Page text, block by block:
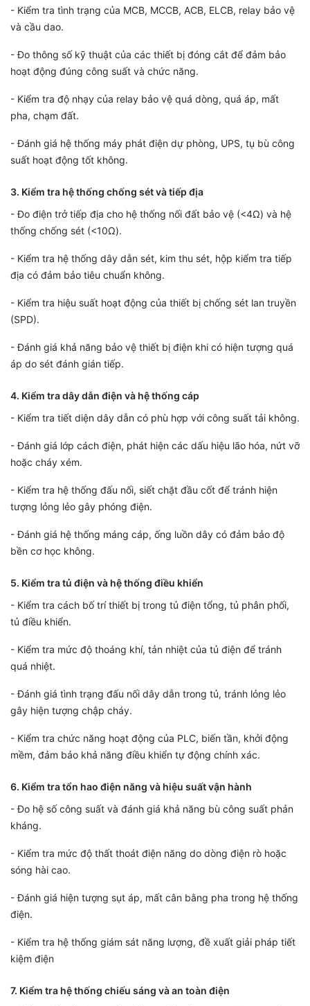
- Kiểm tra tình trạng của MCB, MCCB, ACB, ELCB, relay bảo vệ
và cầu dao.
- Đo thông số kỹ thuật của các thiết bị đóng cắt để đảm bảo
hoạt động đúng công suất và chức năng.
- Kiểm tra độ nhạy của relay bảo vệ quá dòng, quá áp, mất
pha, chạm đất.
- Đánh giá hệ thống máy phát điện dự phòng, UPS, tụ bù công
suất hoạt động tốt không.
3. Kiểm tra hệ thống chống sét và tiếp địa
- Đo điện trở tiếp địa cho hệ thống nối đất bảo vệ (<4Ω) và hệ
thống chống sét (<10Ω).
- Kiểm tra hệ thống dây dẫn sét, kim thu sét, hộp kiểm tra tiếp
địa có đảm bảo tiêu chuẩn không.
- Kiểm tra hiệu suất hoạt động của thiết bị chống sét lan truyền
(SPD).
- Đánh giá khả năng bảo vệ thiết bị điện khi có hiện tượng quá
áp do sét đánh gián tiếp.
4. Kiểm tra dây dẫn điện và hệ thống cáp
- Kiểm tra tiết diện dây dẫn có phù hợp với công suất tải không.
- Đánh giá lớp cách điện, phát hiện các dấu hiệu lão hóa, nứt vỡ
hoặc cháy xém.
- Kiểm tra hệ thống đấu nối, siết chặt đầu cốt để tránh hiện
tượng lỏng lẻo gây phóng điện.
- Đánh giá hệ thống máng cáp, ống luồn dây có đảm bảo độ
bền cơ học không.
5. Kiểm tra tủ điện và hệ thống điều khiển
- Kiểm tra cách bố trí thiết bị trong tủ điện tổng, tủ phân phối,
tủ điều khiển.
- Kiểm tra mức độ thoáng khí, tản nhiệt của tủ điện để tránh
quá nhiệt.
- Đánh giá tình trạng đấu nối dây dẫn trong tủ, tránh lỏng lẻo
gây hiện tượng chập cháy.
- Kiểm tra chức năng hoạt động của PLC, biến tần, khởi động
mềm, đảm bảo khả năng điều khiển tự động chính xác.
6. Kiểm tra tổn hao điện năng và hiệu suất vận hành
- Đo hệ số công suất và đánh giá khả năng bù công suất phản
kháng.
- Kiểm tra mức độ thất thoát điện năng do dòng điện rò hoặc
sóng hài cao.
- Đánh giá hiện tượng sụt áp, mất cân bằng pha trong hệ thống
điện.
- Kiểm tra hệ thống giám sát năng lượng, đề xuất giải pháp tiết
kiệm điện
7. Kiểm tra hệ thống chiếu sáng và an toàn điện